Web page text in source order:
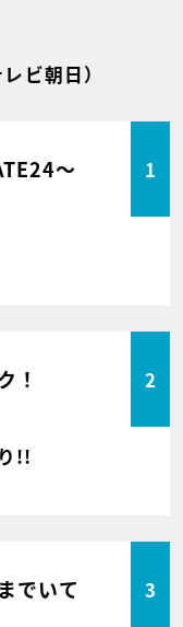
レビ朝日）
～ 1
！ 2
!!
でいて 3